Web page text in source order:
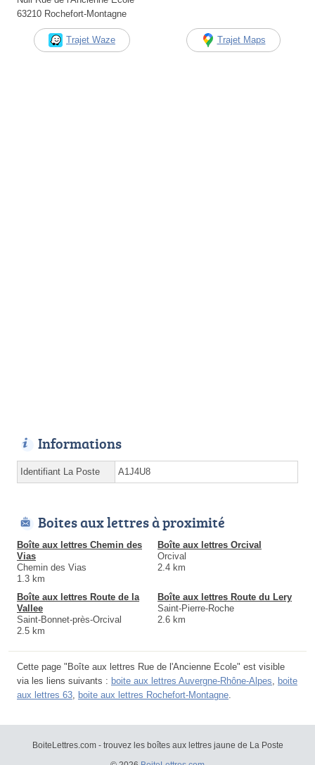
63210 Rochefort-Montagne
Trajet Waze Trajet Maps
Informations
Identifiant La Poste A1J4U8
Boites aux lettres à proximité
Boîte aux lettres Chemin des
Vias
Chemin des Vias
1.3 km
Boîte aux lettres Orcival
Orcival
2.4 km
Boîte aux lettres Route de la
Vallee
Saint-Bonnet-près-Orcival
2.5 km
Boîte aux lettres Route du Lery
Saint-Pierre-Roche
2.6 km
Cette page "Boîte aux lettres Rue de l'Ancienne Ecole" est visible
via les liens suivants : boite aux lettres Auvergne-Rhône-Alpes
boite
aux lettres 63 boite aux lettres Rochefort-Montagne
BoiteLettres.com - trouvez les boîtes aux lettres jaune de La Poste